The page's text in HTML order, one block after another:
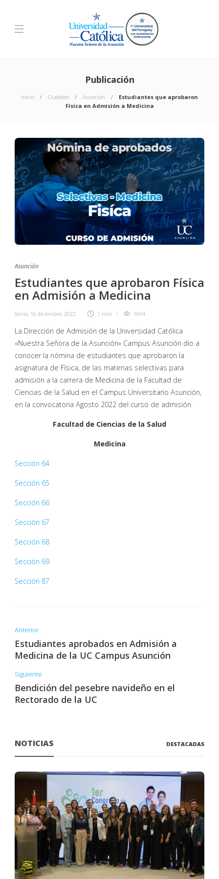
Publicación
Inicio Ciudades Asunción
Estudiantes que aprobaron
Física en Admisión a Medicina
Asunción
Estudiantes que aprobaron Física
en Admisión a Medicina
Sonia, 16 diciembre, 2022 1 min 1604
La Dirección de Admisión de la Universidad Católica
«Nuestra Señora de la Asunción» Campus Asunción dio a
conocer la nómina de estudiantes que aprobaron la
asignatura de Física, de las materias selectivas para
admisión a la carrera de Medicina de la Facultad de
Ciencias de la Salud en el Campus Universitario Asunción,
en la convocatoria Agosto 2022 del curso de admisión.
Facultad de Ciencias de la Salud
Medicina
Sección 64
Sección 65
Sección 66
Sección 67
Sección 68
Sección 69
Sección 87
Anterior
Estudiantes aprobados en Admisión a
Medicina de la UC Campus Asunción
Siguiente
Bendición del pesebre navideño en el
Rectorado de la UC
NOTICIAS DESTACADAS